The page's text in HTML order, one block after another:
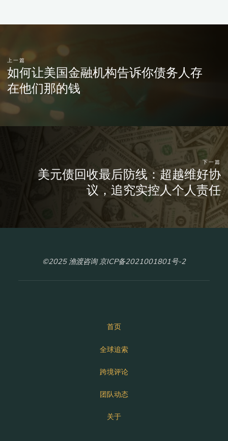
上一篇
如何让美国金融机构告诉你债务人存
在他们那的钱
下一篇
美元债回收最后防线：超越维好协
议，追究实控人个人责任
©2025 渔渡咨询 京ICP备2021001801号-2
首页
全球追索
跨境评论
团队动态
关于